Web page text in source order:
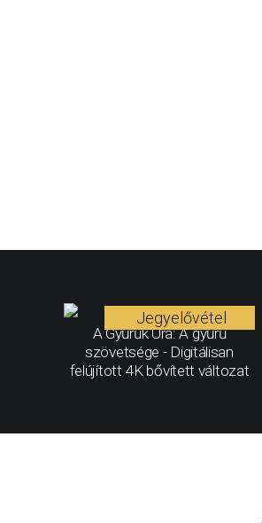
A Gyűrűk Ura: A gyűrű
szövetsége - Digitálisan
felújított 4K bővített változat
Jegyelővétel